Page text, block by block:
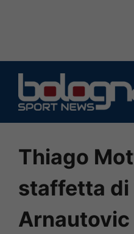
contenuto
Thiago
staffetta di
Arnautovic